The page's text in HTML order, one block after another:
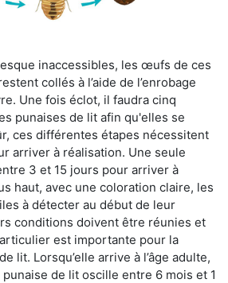
inaccessibles, les œufs de ces
collés à l’aide de l’enrobage
Une fois éclot, il faudra cinq
punaises de lit afin qu'elles se
ces différentes étapes nécessitent
arriver à réalisation. Une seule
3 et 15 jours pour arriver à
haut, avec une coloration claire, les
à détecter au début de leur
conditions doivent être réunies et
est importante pour la
lit. Lorsqu’elle arrive à l’âge adulte,
punaise de lit oscille entre 6 mois et 1